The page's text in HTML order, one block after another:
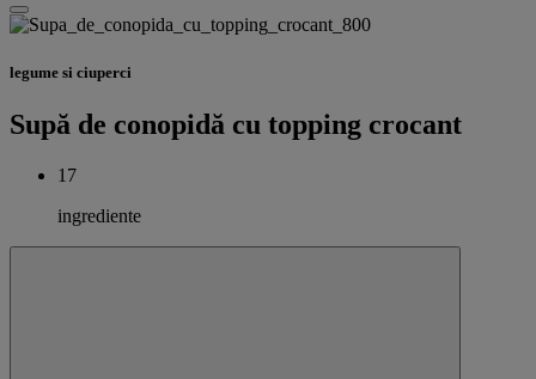
legume si ciuperci
Supă de conopidă cu topping crocant
17
ingrediente